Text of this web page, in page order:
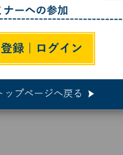
の結晶スポンジを開発
行える次世代